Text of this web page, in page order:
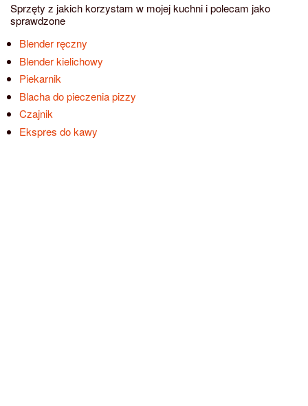
Sprzęty z jakich korzystam w mojej kuchni i polecam jako
sprawdzone
Blender ręczny
Blender kielichowy
Piekarnik
Blacha do pieczenia pizzy
Czajnik
Ekspres do kawy